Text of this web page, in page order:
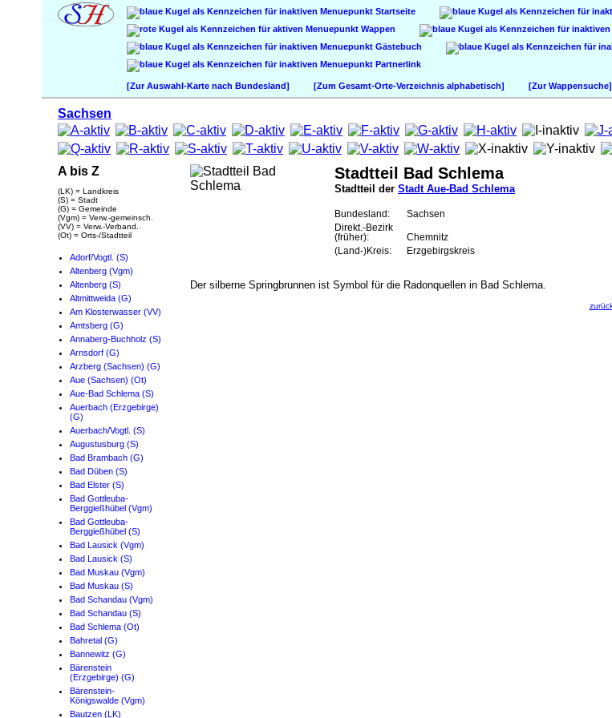
Startseite
Wappen
Gästebuch
Partnerlink
[Zur Auswahl-Karte nach Bundesland] [Zum Gesamt-Orte-Verzeichnis alphabetisch] [Zur Wappensuche]
Sachsen
A bis Z
(LK) = Landkreis
(S) = Stadt
(G) = Gemeinde
(Vgm) = Verw.-gemeinsch.
(VV) = Verw.-Verband.
(Ot) = Orts-/Stadtteil
Adorf/Vogtl. (S)
Altenberg (Vgm)
Altenberg (S)
Altmittweida (G)
Am Klosterwasser (VV)
Amtsberg (G)
Annaberg-Buchholz (S)
Arnsdorf (G)
Arzberg (Sachsen) (G)
Aue (Sachsen) (Ot)
Aue-Bad Schlema (S)
Auerbach (Erzgebirge)
(G)
Auerbach/Vogtl. (S)
Augustusburg (S)
Bad Brambach (G)
Bad Düben (S)
Bad Elster (S)
Bad Gottleuba-
Berggießhübel (Vgm)
Bad Gottleuba-
Berggießhübel (S)
Bad Lausick (Vgm)
Bad Lausick (S)
Bad Muskau (Vgm)
Bad Muskau (S)
Bad Schandau (Vgm)
Bad Schandau (S)
Bad Schlema (Ot)
Bahretal (G)
Bannewitz (G)
Bärenstein
(Erzgebirge) (G)
Bärenstein-
Königswalde (Vgm)
Bautzen (LK)
Stadtteil Bad Schlema
Stadtteil der Stadt Aue-Bad Schlema
Bundesland:
Sachsen
Direkt.-Bezirk
(früher):
Chemnitz
(Land-)Kreis:
Erzgebirgskreis
Der silberne Springbrunnen ist Symbol für die Radonquellen in Bad Schlema.